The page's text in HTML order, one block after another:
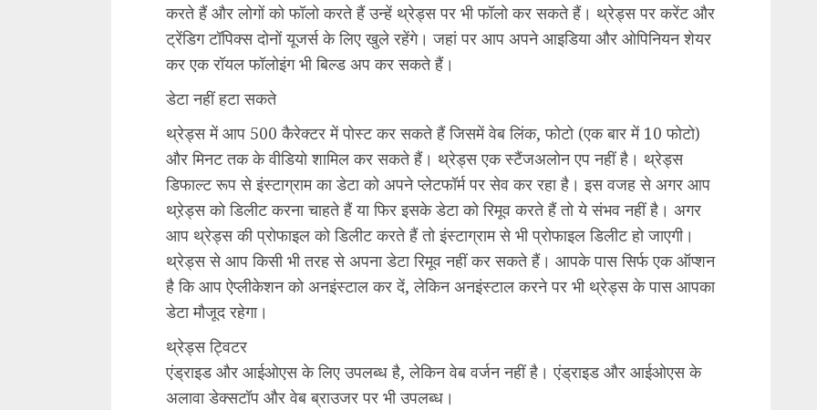
करते हैं और लोगों को फॉलो करते हैं उन्हें थ्रेड्स पर भी फॉलो कर सकते हैं। थ्रेड्स पर करेंट और
ट्रेंडिग टॉपिक्स दोनों यूजर्स के लिए खुले रहेंगे। जहां पर आप अपने आइडिया और ओपिनियन शेयर
कर एक रॉयल फॉलोइंग भी बिल्ड अप कर सकते हैं।
डेटा नहीं हटा सकते
थ्रेड्स में आप 500 कैरेक्टर में पोस्ट कर सकते हैं जिसमें वेब लिंक, फोटो (एक बार में 10 फोटो)
और मिनट तक के वीडियो शामिल कर सकते हैं। थ्रेड्स एक स्टैंजअलोन एप नहीं है। थ्रेड्स
डिफाल्ट रूप से इंस्टाग्राम का डेटा को अपने प्लेटफॉर्म पर सेव कर रहा है। इस वजह से अगर आप
थ्रे़ड्स को डिलीट करना चाहते हैं या फिर इसके डेटा को रिमूव करते हैं तो ये संभव नहीं है। अगर
आप थ्रेड्स की प्रोफाइल को डिलीट करते हैं तो इंस्टाग्राम से भी प्रोफाइल डिलीट हो जाएगी।
थ्रेड्स से आप किसी भी तरह से अपना डेटा रिमूव नहीं कर सकते हैं। आपके पास सिर्फ एक ऑप्शन
है कि आप ऐप्लीकेशन को अनइंस्टाल कर दें, लेकिन अनइंस्टाल करने पर भी थ्रेड्स के पास आपका
डेटा मौजूद रहेगा।
थ्रेड्स ट्विटर
एंड्राइड और आईओएस के लिए उपलब्ध है, लेकिन वेब वर्जन नहीं है। एंड्राइड और आईओएस के
अलावा डेक्सटॉप और वेब ब्राउजर पर भी उपलब्ध।